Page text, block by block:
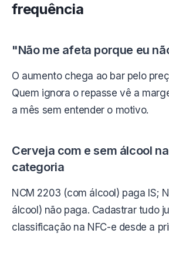
frequência
"Não me afeta porque eu
O aumento chega ao bar pelo
Quem ignora o repasse vê a
a mês sem entender o motivo.
Cerveja com e sem álcool
categoria
NCM 2203 (com álcool) paga IS;
álcool) não paga. Cadastrar tudo
classificação na NFC-e desde a